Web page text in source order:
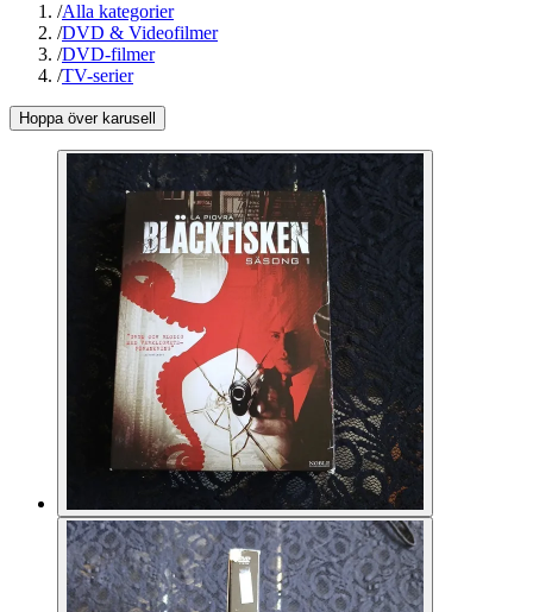
/Alla kategorier
/DVD & Videofilmer
/DVD-filmer
/TV-serier
Hoppa över karusell